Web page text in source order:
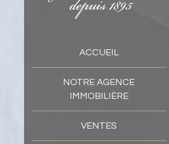
ACCUEIL
NOTRE AGENCE
IMMOBILIÈRE
VENTES